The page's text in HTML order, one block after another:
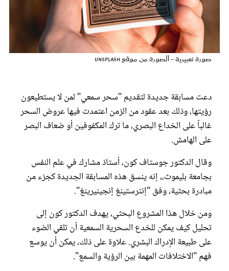
صورة تعبيرية - الصورة من موقع unsplash
دعت مسابقة جديدة لتقديم "سحر سمعي" لمن لا يستطيعون
رؤيتها، وذلك بعد عقود من الزمن اعتمدت فيها عروض السحر
غالباً على الخداع البصري، ما ترك المكفوفين أو ضعاف البصر
على الهامش.
وقال الدكتور جوستاف كون، أستاذ مشارك في علم النفس
بجامعة بليموث،، إنه ينسق هذه المسابقة الجديدة كجزء من
مبادرة بحثية، وفق "إنترستينغ إنجينيرينغ".
ومن خلال هذا المشروع البحثي، يهدف الدكتور كون إلى
تحليل كيف يمكن للخدع السحرية السمعية أن تلقي الضوء
على طبيعة الإدراك البشري. علاوة على ذلك، يمكن أن يوسع
فهم "الاختلافات المهمة بين الرؤية والسمع".
عروس سيدتي
غلاف رفمي